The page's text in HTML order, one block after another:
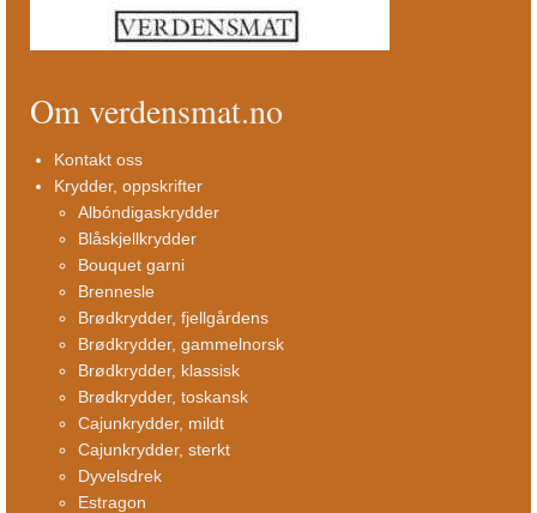
Om verdensmat.no
Kontakt oss
Krydder, oppskrifter
Albóndigaskrydder
Blåskjellkrydder
Bouquet garni
Brennesle
Brødkrydder, fjellgårdens
Brødkrydder, gammelnorsk
Brødkrydder, klassisk
Brødkrydder, toskansk
Cajunkrydder, mildt
Cajunkrydder, sterkt
Dyvelsdrek
Estragon